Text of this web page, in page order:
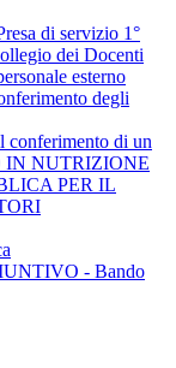
di servizio 1°
dei Docenti
esterno
degli
conferimento di un
IN NUTRIZIONE
PER IL
- Bando